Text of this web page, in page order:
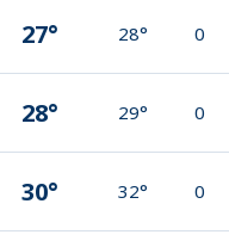
27° 28° 0
28° 29° 0
30° 32° 0